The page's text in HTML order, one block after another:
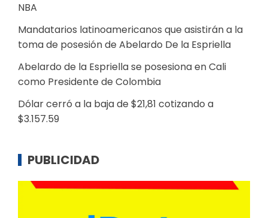
NBA
Mandatarios latinoamericanos que asistirán a la
toma de posesión de Abelardo De la Espriella
Abelardo de la Espriella se posesiona en Cali
como Presidente de Colombia
Dólar cerró a la baja de $21,81 cotizando a
$3.157.59
PUBLICIDAD